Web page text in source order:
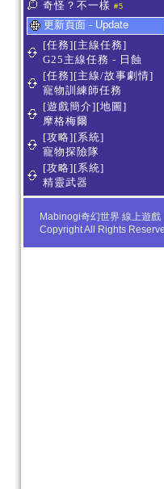
奇怪？不一樣 #5
更新頁面 - Update
[任務][主線任務]
G25主線任務 - 日蝕
[任務][主線/故事劇情]
寵物訓練師任務
[遊戲簡介][地圖]
摩格梅爾
[攻略][系統]
寵物探險隊
[攻略][系統]
精靈武器
Mabinogi奇幻世界 線上遊
Copyright All Rights